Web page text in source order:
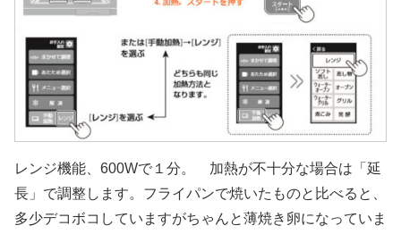
レンジ機能、600Wで１分。 加熱が不十分な場合は「延
長」で調整します。フライパンで焼いたものと比べると、
多少デコボコしていますがちゃんと薄焼き卵になっていま